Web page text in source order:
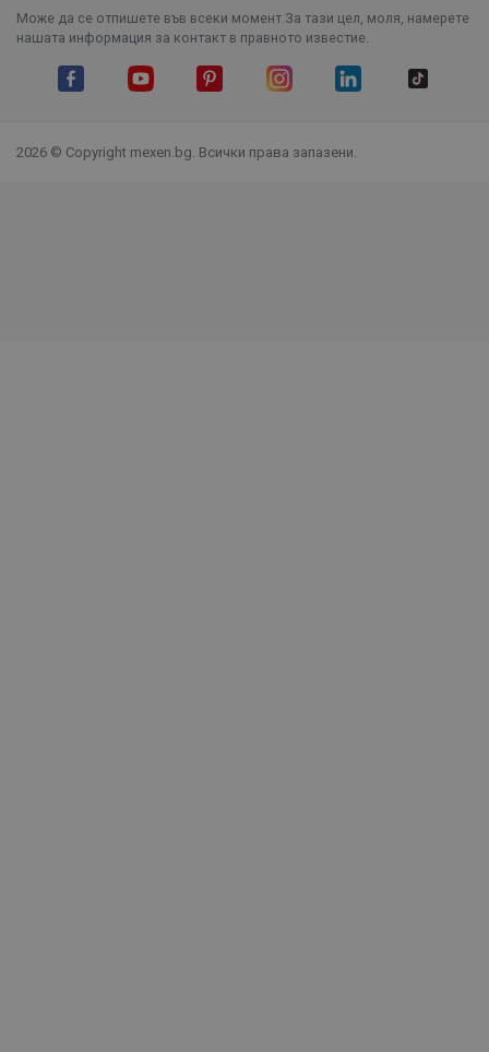
Може да се отпишете във всеки момент.За тази цел, моля, намерете
нашата информация за контакт в правното известие.
2026 © Copyright mexen.bg. Всички права запазени.